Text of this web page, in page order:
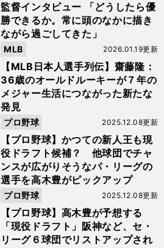
監督インタビュー 「どうしたら優
勝できるか。常に頭のなかに描き
ながら過ごしてきた」
【MLB日本人選手列伝】齋藤隆：
36歳のオールドルーキーが７年の
メジャー生活につながった新たな
発見
2026.01.19更新
MLB
【プロ野球】かつての新人王も現
役ドラフト候補？ 他球団でチャ
ンスが広がりそうなパ・リーグの
選手を高木豊がピックアップ
2025.12.08更新
プロ野球
【プロ野球】高木豊が予想する
「現役ドラフト」阪神など、セ・
リーグ６球団でリストアップされ
2025.12.08更新
プロ野球